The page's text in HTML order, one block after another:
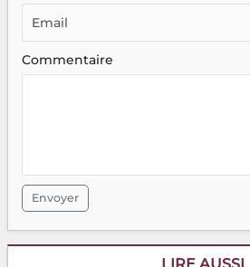
Commentaire
Envoyer